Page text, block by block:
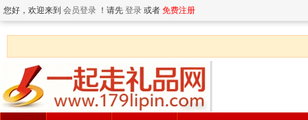
您好，欢迎来到 会员登录 ！请先 登录 或者 免费注册